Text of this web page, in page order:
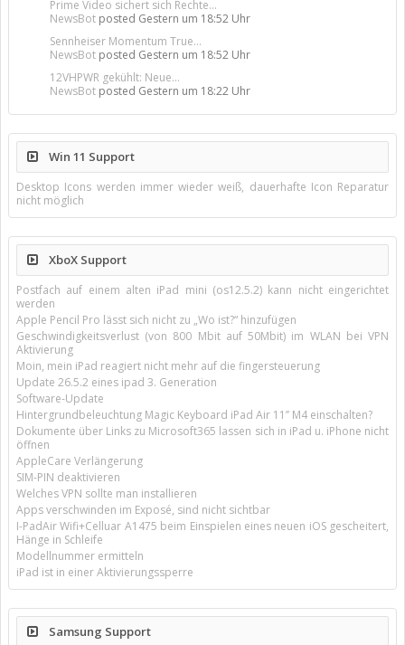
Prime Video sichert sich Rechte...
NewsBot posted Gestern um 18:52 Uhr
Sennheiser Momentum True...
NewsBot posted Gestern um 18:52 Uhr
12VHPWR gekühlt: Neue...
NewsBot posted Gestern um 18:22 Uhr
Win 11 Support
Desktop Icons werden immer wieder weiß, dauerhafte Icon Reparatur
nicht möglich
XboX Support
Postfach auf einem alten iPad mini (os12.5.2) kann nicht eingerichtet
werden
Apple Pencil Pro lässt sich nicht zu „Wo ist?“ hinzufügen
Geschwindigkeitsverlust (von 800 Mbit auf 50Mbit) im WLAN bei VPN
Aktivierung
Moin, mein iPad reagiert nicht mehr auf die fingersteuerung
Update 26.5.2 eines ipad 3. Generation
Software-Update
Hintergrundbeleuchtung Magic Keyboard iPad Air 11’’ M4 einschalten?
Dokumente über Links zu Microsoft365 lassen sich in iPad u. iPhone nicht
öffnen
AppleCare Verlängerung
SIM-PIN deaktivieren
Welches VPN sollte man installieren
Apps verschwinden im Exposé, sind nicht sichtbar
I-PadAir Wifi+Celluar A1475 beim Einspielen eines neuen iOS gescheitert,
Hänge in Schleife
Modellnummer ermitteln
iPad ist in einer Aktivierungssperre
Samsung Support